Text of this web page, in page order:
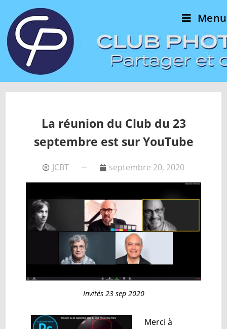
Menu
La réunion du Club du 23
septembre est sur YouTube
JCBT septembre 20, 2020
Invités 23 sep 2020
Merci à